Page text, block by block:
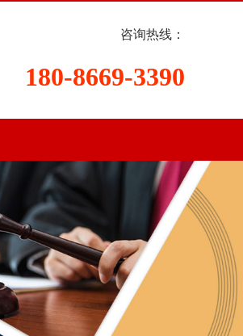
咨询热线：
180-8669-3390